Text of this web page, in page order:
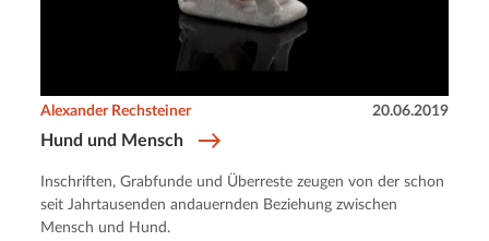
Hund und Mensch
Alexander Rechsteiner 20.06.2019
Inschriften, Grabfunde und Überreste zeugen von der schon
seit Jahrtausenden andauernden Beziehung zwischen
Mensch und Hund.